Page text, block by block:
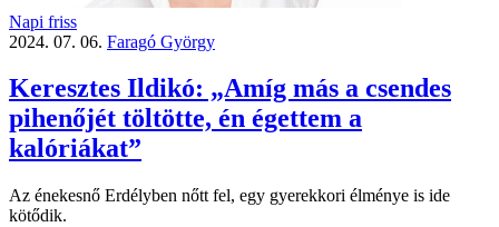
Napi friss
2024. 07. 06. Faragó György
Keresztes Ildikó: „Amíg más a csendes
pihenőjét töltötte, én égettem a
kalóriákat”
Az énekesnő Erdélyben nőtt fel, egy gyerekkori élménye is ide
kötődik.